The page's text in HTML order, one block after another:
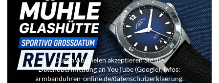
Durch Abspielen akzeptieren Sie die
Datenübermittlung an YouTube (Google). Infos:
armbanduhren-online.de/datenschutzerklaerung.